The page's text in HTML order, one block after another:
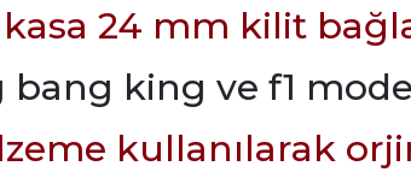
24 mm kilit
bang king ve f1
kullanılarak